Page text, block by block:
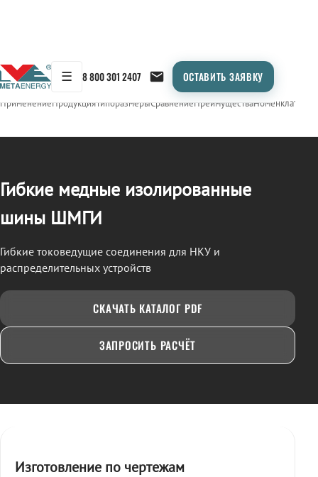
☰ 8 800 301 2407 ОСТАВИТЬ ЗАЯВКУ
← Продукция/ШМГИ
ПрименениеПродукцияТипоразмерыСравнениеПреимуществаНоменклатура
Гибкие медные изолированные
шины ШМГИ
Гибкие токоведущие соединения для НКУ и
распределительных устройств
СКАЧАТЬ КАТАЛОГ PDF
ЗАПРОСИТЬ РАСЧЁТ
Изготовление по чертежам